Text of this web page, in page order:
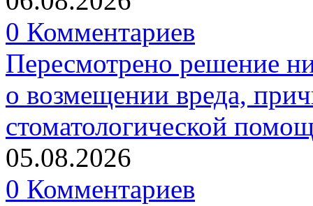
0 Комментариев
Пересмотрено решение
о возмещении вреда,
стоматологической
05.08.2026
0 Комментариев